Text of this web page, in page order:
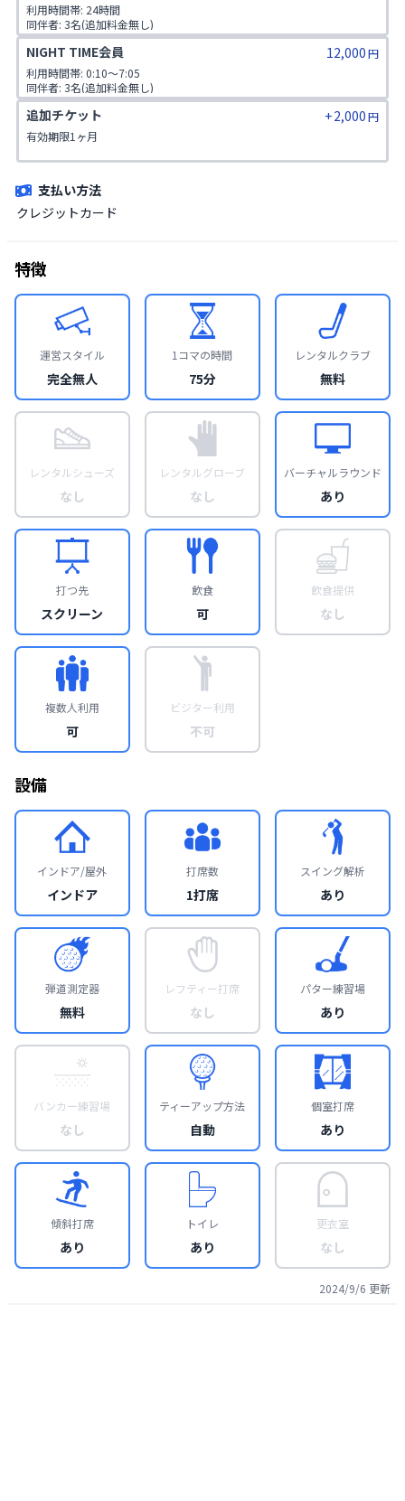
利用時間帯: 24時間
同伴者: 3名(追加料金無し)
予約保有数: 1枠
一日予約上限:1枠(最大1時間15分)
NIGHT TIME会員 12,000円
利用時間帯: 0:10～7:05
同伴者: 3名(追加料金無し)
予約保有数: 1枠
一日予約上限: 1枠(最大1時間15分)
追加チケット +2,000円
有効期限1ヶ月
支払い方法
クレジットカード
特徴
運営スタイル
完全無人
1コマの時間
75分
レンタルクラブ
無料
レンタルシューズ
なし
レンタルグローブ
なし
バーチャルラウンド
あり
打つ先
スクリーン
飲食
可
飲食提供
なし
複数人利用
可
ビジター利用
不可
設備
インドア/屋外
インドア
打席数
1打席
スイング解析
あり
弾道測定器
無料
レフティー打席
なし
パター練習場
あり
バンカー練習場
なし
ティーアップ方法
自動
個室打席
あり
傾斜打席
あり
トイレ
あり
更衣室
なし
2024/9/6 更新